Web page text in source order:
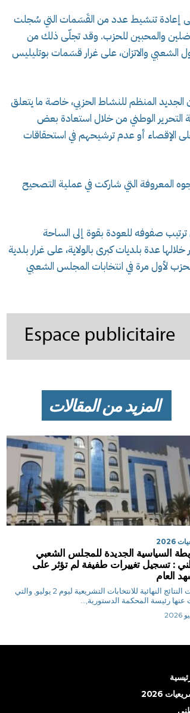
إعادة تنشيط عدد من القَسَمات التي سُجلت
والمحبين للحزب. وقد تجلّى ذلك من
والاتزان، على غرار قسَمات بوتليليس
الجديد المنظم للنشاط الحزبي، خاصة ما يتعلق
التحرير الوطني من خلال استعادة بعض
الإقصاء أو عدم ترشيحهم في استحقاقات
المعروفة التي شاركت في عملية التصحيح
صفوفه للعودة بقوة إلى الساحة
الذي عرفه في انتخابات 2021، والتي خسر خلالها عدة بلديات كبرى بالولاية، على غرار بلدية
لأول مرة في انتخابات المجلس الشعبي
المزيد من المقالات
2026
السياسية الجديدة للمجلس الشعبي
: تسجيل تغييرات طفيفة لم تؤثر على
العام
كرست النتائج النهائية للانتخابات التشريعية ليوم 2 يوليو, والتي
عنها رئيسة المحكمة الدستورية,...
2026